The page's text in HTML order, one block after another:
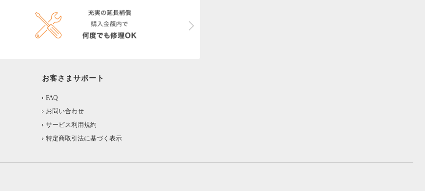
お客さまサポート
FAQ
お問い合わせ
サービス利用規約
特定商取引法に基づく表示